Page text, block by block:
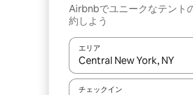
Airbnbでユニークなテント
約しよう
エリア
検索結果が表示されたら、上
チェックイン